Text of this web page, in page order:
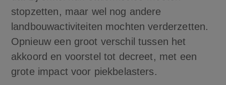
stopzetten, maar wel nog andere
landbouwactiviteiten mochten verderzetten.
Opnieuw een groot verschil tussen het
akkoord en voorstel tot decreet, met een
grote impact voor piekbelasters.